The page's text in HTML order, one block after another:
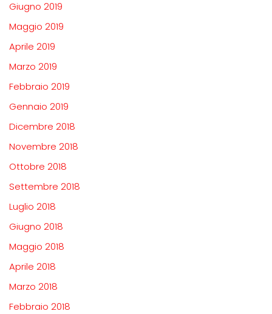
Giugno 2019
Maggio 2019
Aprile 2019
Marzo 2019
Febbraio 2019
Gennaio 2019
Dicembre 2018
Novembre 2018
Ottobre 2018
Settembre 2018
Luglio 2018
Giugno 2018
Maggio 2018
Aprile 2018
Marzo 2018
Febbraio 2018